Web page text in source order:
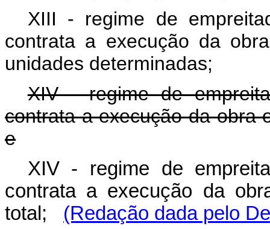
XIII - regime de
contrata a execução da
unidades determinadas;
XIV - regime de
contrata a execução da obra
e
XIV - regime de
contrata a execução da
total; (Redação dada pelo